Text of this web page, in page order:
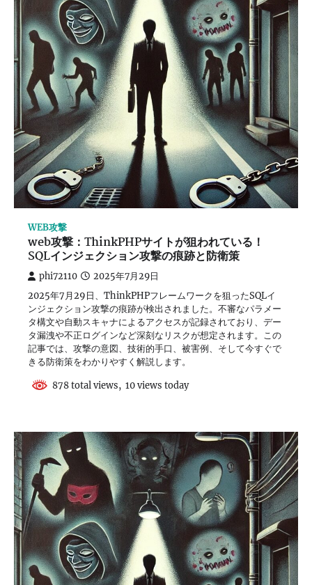
WEB攻撃
web攻撃：ThinkPHPサイトが狙われている！
SQLインジェクション攻撃の痕跡と防衛策
phi72110 2025年7月29日
2025年7月29日、ThinkPHPフレームワークを狙ったSQLイ
ンジェクション攻撃の痕跡が検出されました。不審なパラメー
タ構文や自動スキャナによるアクセスが記録されており、デー
タ漏洩や不正ログインなど深刻なリスクが想定されます。この
記事では、攻撃の意図、技術的手口、被害例、そして今すぐで
きる防衛策をわかりやすく解説します。
878 total views, 10 views today